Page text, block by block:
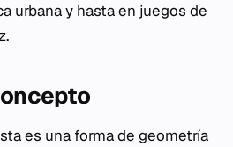
urbana y hasta en juegos de
es una forma de geometría